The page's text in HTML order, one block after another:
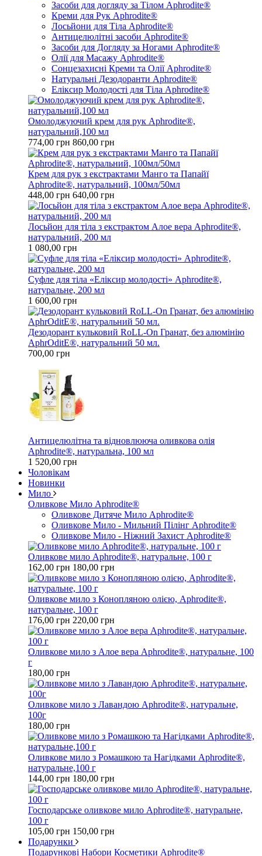
Засоби для догляду за Тілом Aphrodite®
Креми для Рук Aphrodite®
Лосьйони для Тіла Aphrodite®
Антицелюлітні засоби Aphrodite®
Засоби для Догляду за Ногами Aphrodite®
Олії для Масажу Aphrodite®
Сонцезахисні Креми та Олії Aphrodite®
Натуральні Дезодоранти Aphrodite®
Еліксир Молодості для Тіла Aphrodite®
Омолоджуючий крем для рук Aphrodite®,
натуральний,100 мл
774,00 грн 860,00 грн
Крем для рук з екстрактами Манго та Папайї
Aphrodite®, натуральний, 100мл/50мл
448,00 грн 640,00 грн
Лосьйон для тіла з екстрактом Алое вера Aphrodite®,
натуральний, 200 мл
1 080,00 грн
Cуфле для тіла «Еліксир молодості» Aphrodite®,
натуральне, 200 мл
1 600,00 грн
Дезодорант кульковий RoLL-On Гранат, без алюмінію
AphrOditE®, натуральний 50 мл.
700,00 грн
Антицелюлітна та вiдновлююча оливкова олія
Aphrodite®, натуральна, 100 мл
1 520,00 грн
Чоловікам
Новинки
Мило
Оливкове Мило Aphrodite®
Оливкове Дитяче Мило Aphrodite®
Оливкове Мило - Мильний Пілінг Aphrodite®
Оливкове Мило - Ніжний Захист Aphrodite®
Оливкове мило Aphrodite®, натуральне, 100 г
162,00 грн 180,00 грн
Оливкове мило з Конопляною олією, Aphrodite®,
натуральне, 100 г
176,00 грн 220,00 грн
Оливкове мило з Алое вера Aphrodite®, натуральне, 100
г
180,00 грн
Оливкове мило з Лавандою Aphrodite®, натуральне,
100г
180,00 грн
Оливкове мило з Ромашкою та Нагідками Aphrodite®,
натуральне,100 г
144,00 грн 180,00 грн
Господарське оливкове мило Aphrodite®, натуральне,
100 г
105,00 грн 150,00 грн
Подарунки
Подарункові Набори Косметики Aphrodite®